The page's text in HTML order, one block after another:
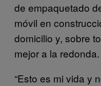
de empaquetado
móvil en
domicilio y, sobre
mejor a la redonda.
“Esto es mi vida y